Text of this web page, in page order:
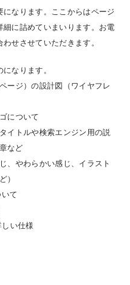
なります。ここからはページ
に詰めていまいります。お電
せさせていただきます。
なります。
ージ）の設計図（ワイヤフレ
について
イトルや検索エンジン用の説
など
、やわらかい感じ、イラスト
）
て
い仕様